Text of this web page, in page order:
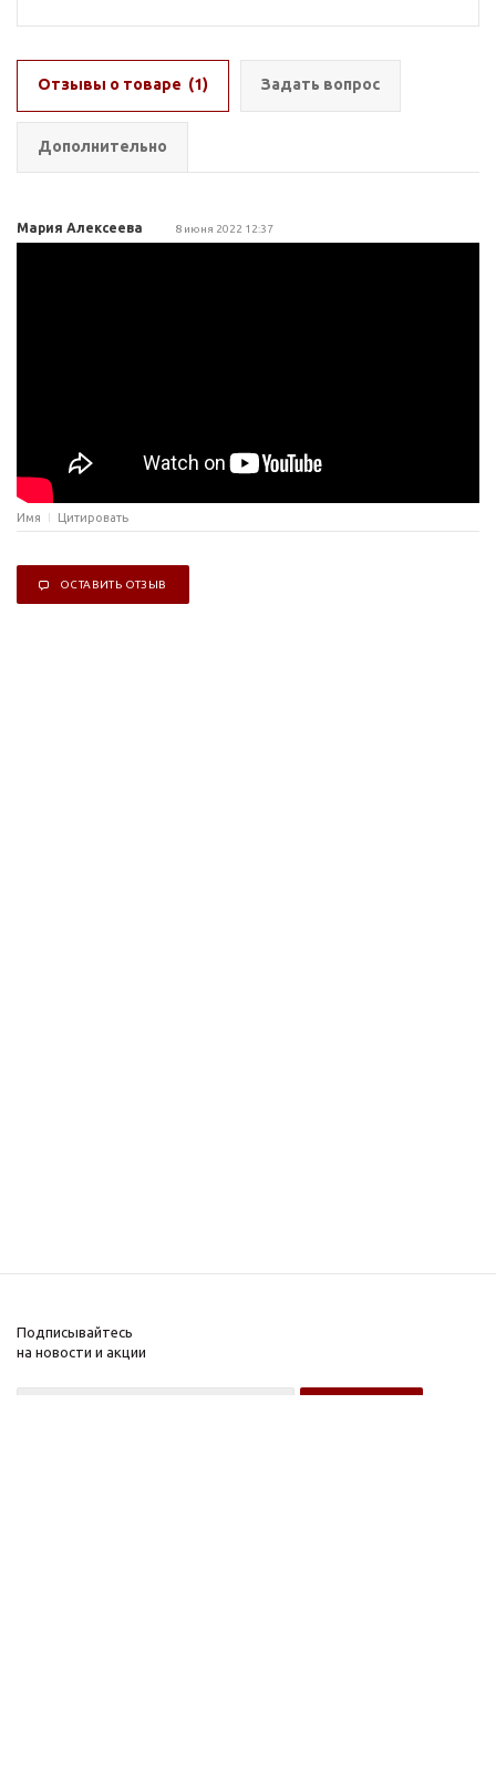
Отзывы о товаре (1) Задать вопрос
Дополнительно
Мария Алексеева 8 июня 2022 12:37
Имя Цитировать
ОСТАВИТЬ ОТЗЫВ
Подписывайтесь
на новости и акции